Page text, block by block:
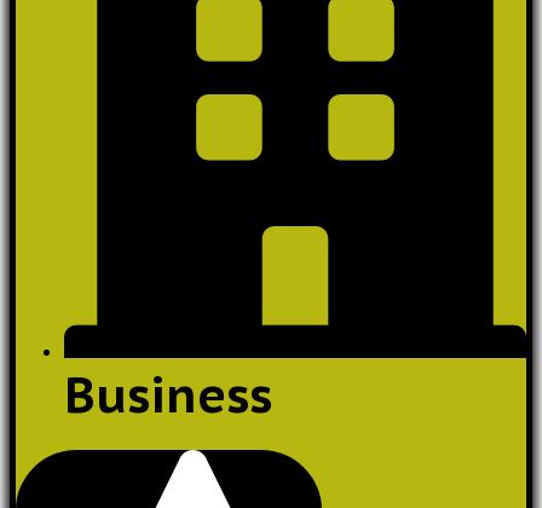
Business